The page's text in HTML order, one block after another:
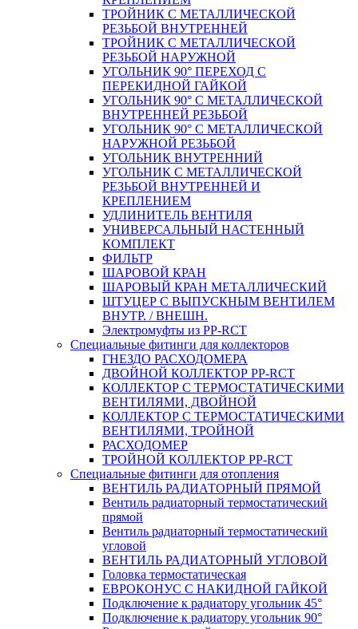
ТРОЙНИК С МЕТАЛЛИЧЕСКОЙ
РЕЗЬБОЙ ВНУТРЕННЕЙ
ТРОЙНИК С МЕТАЛЛИЧЕСКОЙ
РЕЗЬБОЙ НАРУЖНОЙ
УГОЛЬНИК 90° ПЕРЕХОД С
ПЕРЕКИДНОЙ ГАЙКОЙ
УГОЛЬНИК 90° С МЕТАЛЛИЧЕСКОЙ
ВНУТРЕННEЙ РЕЗЬБОЙ
УГОЛЬНИК 90° С МЕТАЛЛИЧЕСКОЙ
НАРУЖНОЙ РЕЗЬБОЙ
УГОЛЬНИК ВНУТРЕННИЙ
УГОЛЬНИК С МЕТАЛЛИЧЕСКОЙ
РЕЗЬБОЙ ВНУТРЕННЕЙ И
КРЕПЛЕНИЕМ
УДЛИНИТЕЛЬ ВЕНТИЛЯ
УНИВЕРСАЛЬНЫЙ НАСТЕННЫЙ
КОМПЛЕКТ
ФИЛЬТР
ШАРОВОЙ КРАН
ШАРОВЫЙ КРАН МЕТАЛЛИЧЕСКИЙ
ШТУЦЕР С ВЫПУСКНЫМ ВЕНТИЛЕМ
ВНУТР. / ВНЕШН.
Электромуфты из PP-RCT
Специальные фитинги для коллекторов
ГНЕЗДО РАСХОДОМЕРА
ДВОЙНОЙ КОЛЛЕКТОР PP-RCT
КОЛЛЕКТОР С ТЕРМОСТАТИЧЕСКИМИ
ВЕНТИЛЯМИ, ДВОЙНОЙ
КОЛЛЕКТОР С ТЕРМОСТАТИЧЕСКИМИ
ВЕНТИЛЯМИ, ТРОЙНОЙ
РАСХОДОМЕР
ТРОЙНОЙ КОЛЛЕКТОР PP-RCT
Специальные фитинги для отопления
ВЕНТИЛЬ РАДИАТОРНЫЙ ПРЯМОЙ
Вентиль радиаторный термостатический
прямой
Вентиль радиаторный термостатический
угловой
ВЕНТИЛЬ РАДИАТОРНЫЙ УГЛОВОЙ
Головка термостатическая
ЕВРОКОНУС С НАКИДНОЙ ГАЙКОЙ
Подключение к радиатору угольник 45°
Подключение к радиатору угольник 90°